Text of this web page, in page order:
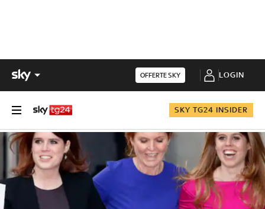
OFFERTE SKY LOGIN
SKY TG24 INSIDER